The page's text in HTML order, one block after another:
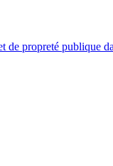
propreté publique